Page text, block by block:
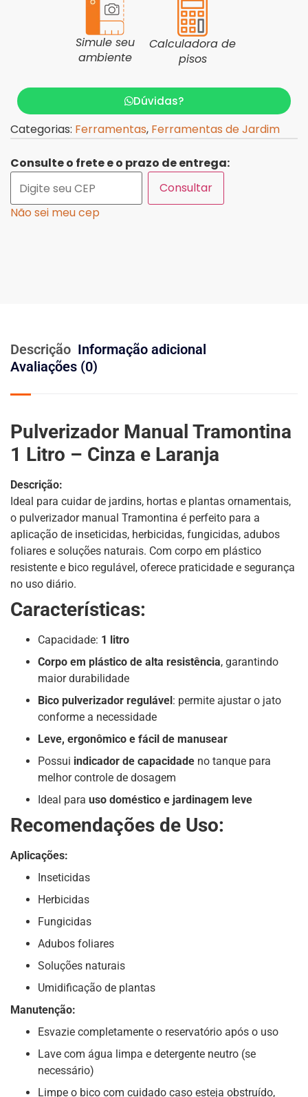
Simule seu
ambiente
Calculadora de
pisos
Dúvidas?
Categorias: Ferramentas, Ferramentas de Jardim
Consulte o frete e o prazo de entrega:
Consultar
Não sei meu cep
Descrição Informação adicional
Avaliações (0)
Pulverizador Manual Tramontina
1 Litro – Cinza e Laranja
Descrição:
Ideal para cuidar de jardins, hortas e plantas ornamentais,
o pulverizador manual Tramontina é perfeito para a
aplicação de inseticidas, herbicidas, fungicidas, adubos
foliares e soluções naturais. Com corpo em plástico
resistente e bico regulável, oferece praticidade e segurança
no uso diário.
Características:
Capacidade: 1 litro
Corpo em plástico de alta resistência, garantindo
maior durabilidade
Bico pulverizador regulável : permite ajustar o jato
conforme a necessidade
Leve, ergonômico e fácil de manusear
Possui indicador de capacidade no tanque para
melhor controle de dosagem
Ideal para uso doméstico e jardinagem leve
Recomendações de Uso:
Aplicações:
Inseticidas
Herbicidas
Fungicidas
Adubos foliares
Soluções naturais
Umidificação de plantas
Manutenção:
Esvazie completamente o reservatório após o uso
Lave com água limpa e detergente neutro (se
necessário)
Limpe o bico com cuidado caso esteja obstruído,